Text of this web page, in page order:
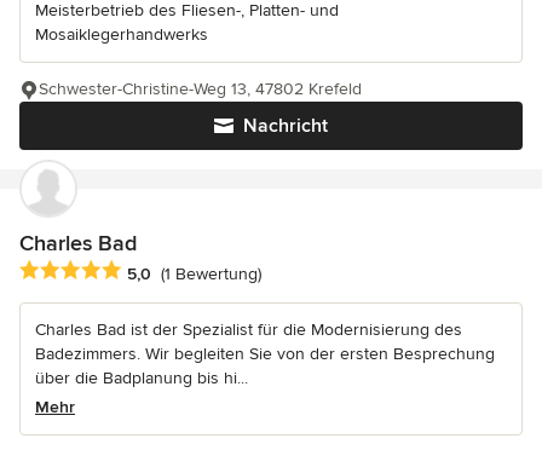
Meisterbetrieb des Fliesen-, Platten- und
Mosaiklegerhandwerks
Nachricht
Schwester-Christine-Weg 13, 47802 Krefeld
Charles Bad
Durchschnittliche Bewertung: 5 von 5 Sternen
5,0 (1 Bewertung)
Charles Bad ist der Spezialist für die Modernisierung des
Badezimmers. Wir begleiten Sie von der ersten Besprechung
über die Badplanung bis hi...
Mehr